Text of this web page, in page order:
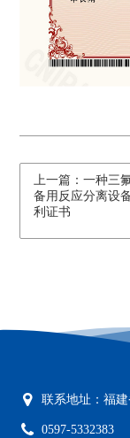
上一篇：一种三
备用反应分离设
利证书
联系地址：福
0597-5332383